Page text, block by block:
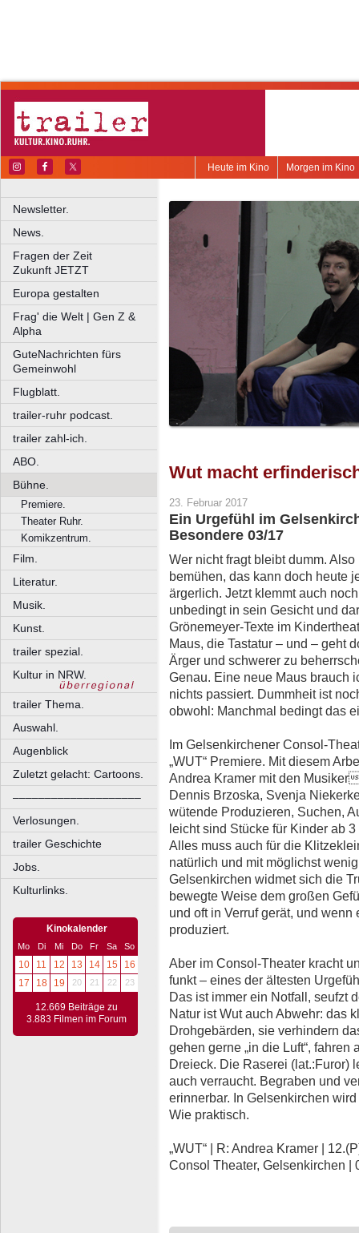
Morgen im Kino
Heute im Kino
Newsletter.
News.
Fragen der Zeit
Zukunft JETZT
Europa gestalten
Frag' die Welt | Gen Z &
Alpha
GuteNachrichten fürs
Gemeinwohl
Flugblatt.
trailer-ruhr podcast.
trailer zahl-ich.
ABO.
Bühne.
Premiere.
Theater Ruhr.
Komikzentrum.
Film.
Literatur.
Musik.
Kunst.
trailer spezial.
Kultur in NRW.
trailer Thema.
Auswahl.
Augenblick
Zuletzt gelacht: Cartoons.
––––––––––––––––––––
Verlosungen.
trailer Geschichte
Jobs.
Kulturlinks.
Kinokalender
Mo Di Mi Do Fr Sa So
10 11 12 13 14 15
16
17
18 19 20 21 22 23
12.669 Beiträge zu
3.883 Filmen im Forum
Wut macht
23. Februar 2017
Ein Urgefühl im
Besondere 03/17
Wer nicht fragt bleibt dumm.
bemühen, das kann doch heute
ärgerlich. Jetzt klemmt auch
unbedingt in sein Gesicht und
Grönemeyer-Texte im
Maus, die Tastatur – und – geht
Ärger und schwerer zu
Genau. Eine neue Maus brauch
nichts passiert. Dummheit ist
obwohl: Manchmal bedingt das
Im Gelsenkirchener Consol-
„WUT“ Premiere. Mit diesem
Andrea Kramer mit den
Dennis Brzoska, Svenja
wütende Produzieren, Suchen,
leicht sind Stücke für Kinder ab
Alles muss auch für die
natürlich und mit möglichst
Gelsenkirchen widmet sich die
bewegte Weise dem großen
und oft in Verruf gerät, und
produziert.
Aber im Consol-Theater kracht
funkt – eines der ältesten
Das ist immer ein Notfall, seufzt
Natur ist Wut auch Abwehr: das
Drohgebärden, sie verhindern
gehen gerne „in die Luft“,
Dreieck. Die Raserei (lat.:Furor)
auch verraucht. Begraben und
erinnerbar. In Gelsenkirchen
Wie praktisch.
„WUT“ | R: Andrea Kramer |
Consol Theater, Gelsenkirchen |